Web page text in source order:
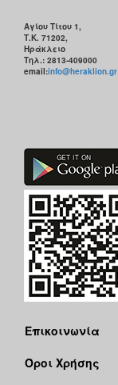
Αγίου Τίτου 1,
Τ.Κ. 71202,
Ηράκλειο
Τηλ.: 2813-409000
email:info@heraklion.gr
Επικοινωνία
Όροι Χρήσης